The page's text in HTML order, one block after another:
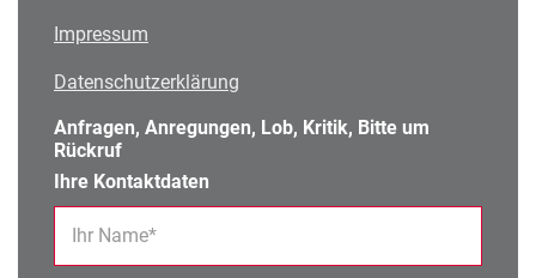
Impressum
Datenschutzerklärung
Anfragen, Anregungen, Lob, Kritik, Bitte um
Rückruf
Ihre Kontaktdaten
Ihr Name*